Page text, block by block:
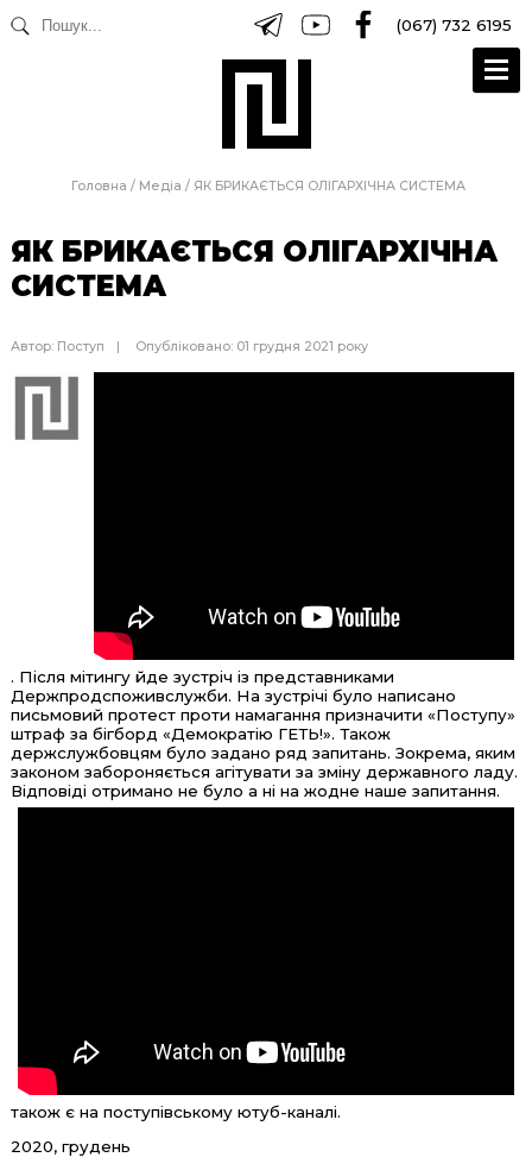
(067) 732 6195
Головна / Медіа / ЯК БРИКАЄТЬСЯ ОЛІГАРХІЧНА СИСТЕМА
ЯК БРИКАЄТЬСЯ ОЛІГАРХІЧНА
СИСТЕМА
Автор: Поступ Опубліковано: 01 грудня 2021 року
. Після мітингу йде зустріч із представниками
Держпродспоживслужби. На зустрічі було написано
письмовий протест проти намагання призначити «Поступу»
штраф за бігборд «Демократію ГЕТЬ!». Також
держслужбовцям було задано ряд запитань. Зокрема, яким
законом забороняється агітувати за зміну державного ладу.
Відповіді отримано не було а ні на жодне наше запитання.
також є на поступівському ютуб-каналі.
2020, грудень